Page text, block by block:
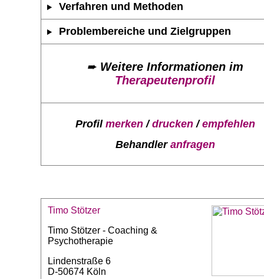
Verfahren und Methoden
Problembereiche und Zielgruppen
➨ Weitere Informationen im
Therapeutenprofil
Profil merken/drucken/empfehlen
Behandler anfragen
Timo Stötzer
Timo Stötzer - Coaching &
Psychotherapie
Lindenstraße 6
D-50674 Köln